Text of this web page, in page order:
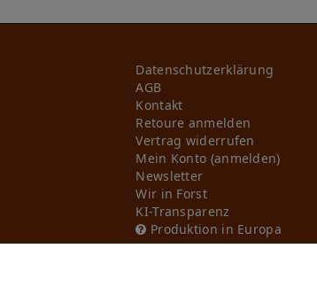
Daten­schutz­erklärung
AGB
Kontakt
Retoure anmelden
Vertrag widerrufen
Mein Konto (anmelden)
Newsletter
Wir in Forst
KI-Transparenz
Produktion in Europa